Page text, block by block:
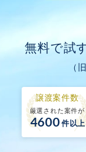
無料で試
（
譲渡案件数
厳選された案件が
4600 件以上